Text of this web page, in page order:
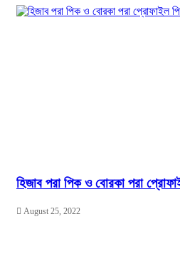
হিজাব পরা পিক ও বোরকা পরা
August 25, 2022